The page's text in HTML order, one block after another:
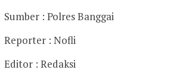
Sumber : Polres Banggai
Reporter : Nofli
Editor : Redaksi